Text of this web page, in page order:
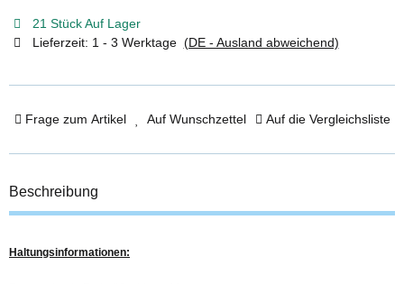
21 Stück Auf Lager
Lieferzeit: 1 - 3 Werktage (DE - Ausland abweichend)
Frage zum Artikel Auf Wunschzettel Auf die Vergleichsliste
Beschreibung
Haltungsinformationen: